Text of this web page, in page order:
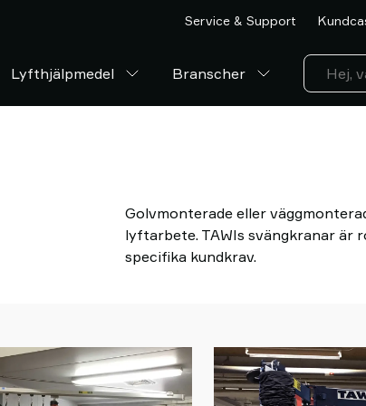
Service & Support
Lyfthjälpmedel Branscher
Golvmonterade eller
lyftarbete. TAWIs svängkranar är
specifika kundkrav.